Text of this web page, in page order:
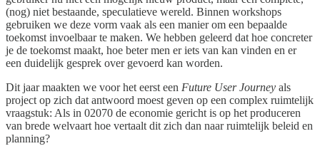
(nog) niet bestaande, speculatieve wereld. Binnen workshops
gebruiken we deze vorm vaak als een manier om een bepaalde
toekomst invoelbaar te maken. We hebben geleerd dat hoe concreter
je de toekomst maakt, hoe beter men er iets van kan vinden en er
een duidelijk gesprek over gevoerd kan worden.
Dit jaar maakten we voor het eerst een Future User Journey als
project op zich dat antwoord moest geven op een complex ruimtelijk
vraagstuk: Als in 02070 de economie gericht is op het produceren
van brede welvaart hoe vertaalt dit zich dan naar ruimtelijk beleid en
planning?